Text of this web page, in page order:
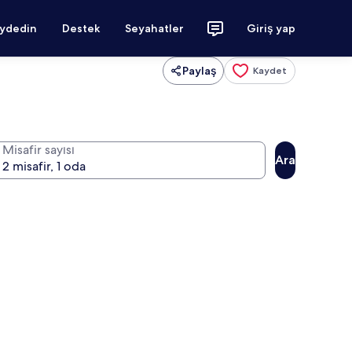
Destek Seyahatler Giriş yap
Paylaş Kaydet
Misafir sayısı
Ara